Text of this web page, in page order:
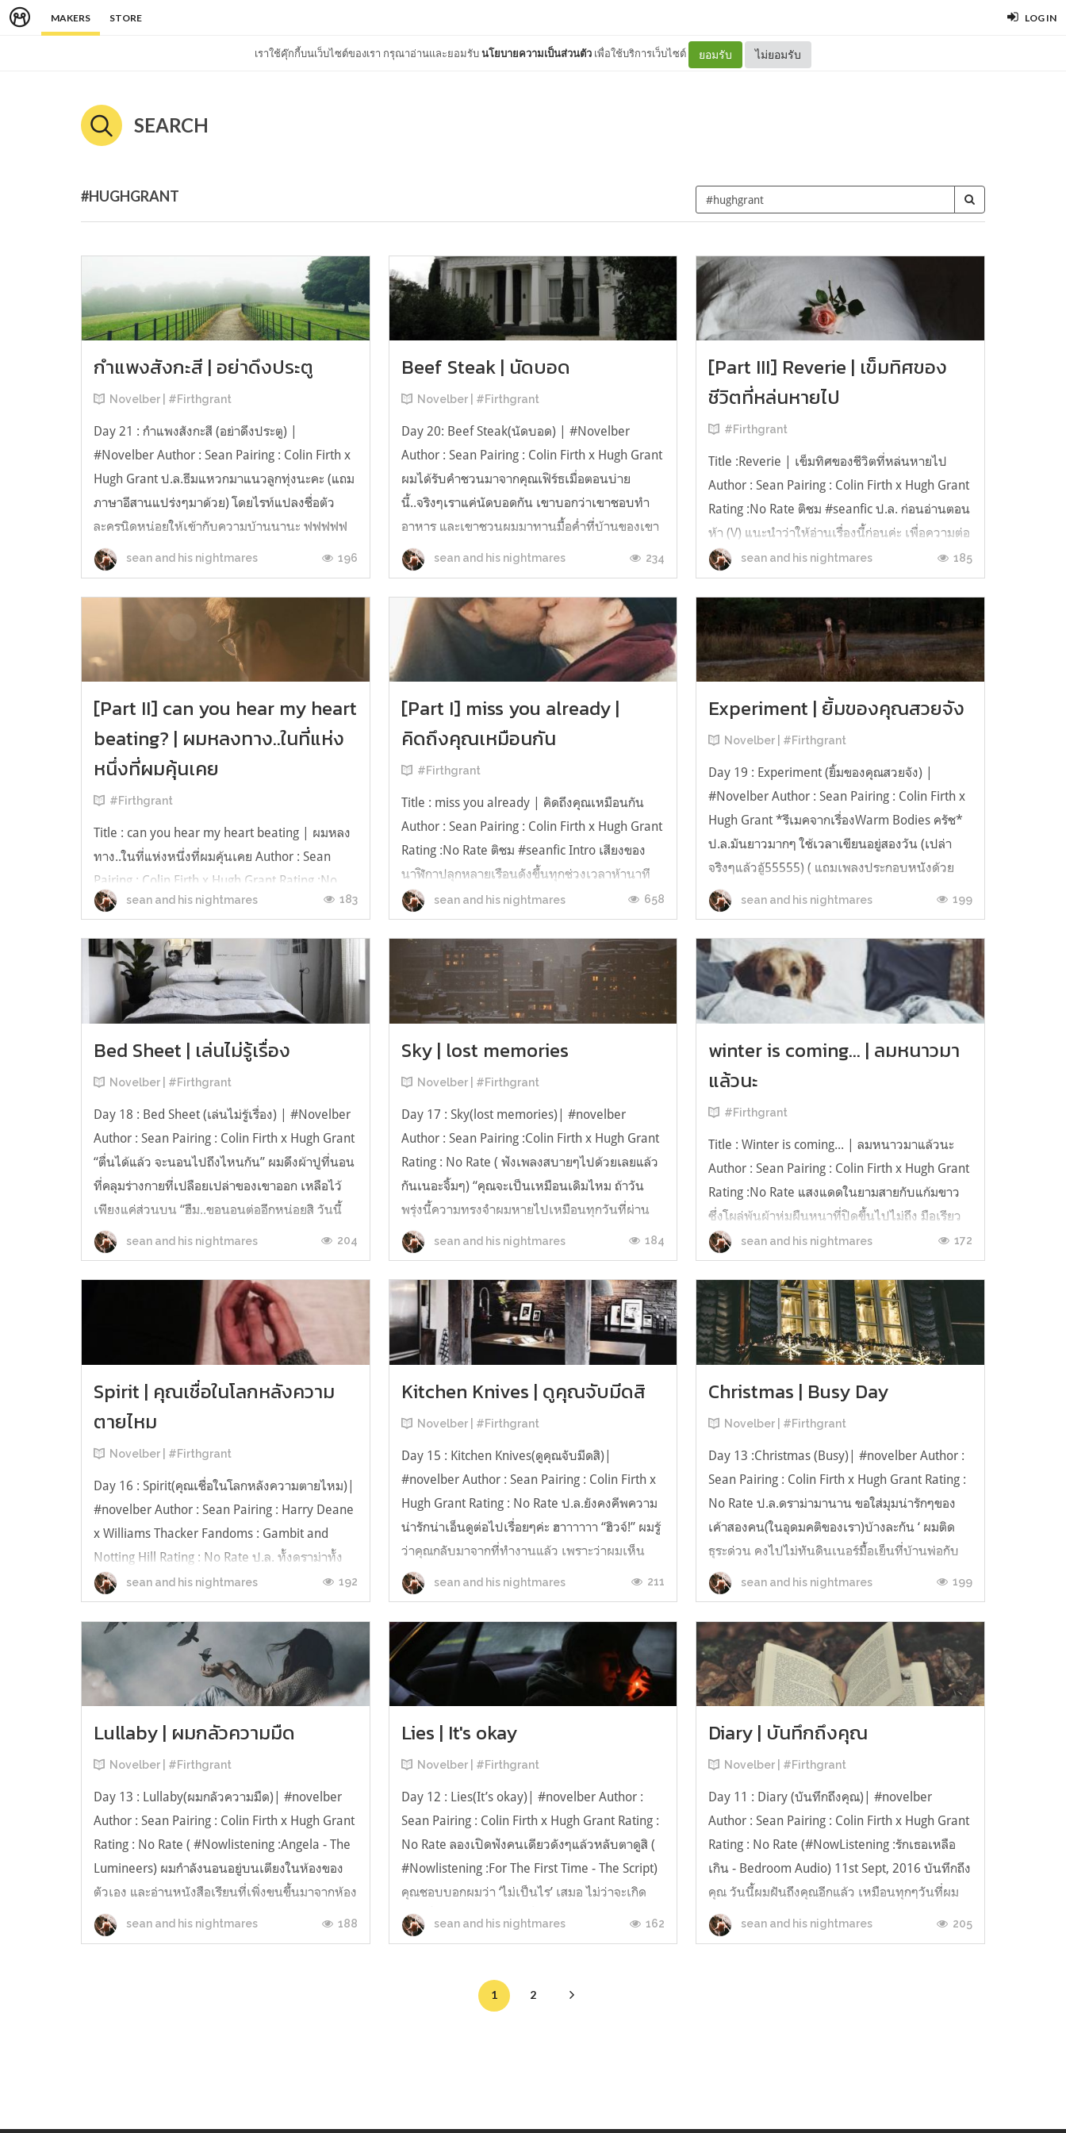
MAKERS STORE LOG IN
เราใช้คุ๊กกี้บนเว็บไซต์ของเรา กรุณาอ่านและยอมรับนโยบายความเป็นส่วนตัว เพื่อใช้บริการเว็บไซต์ ยอมรับ ไม่ยอมรับ
SEARCH
#HUGHGRANT
กำแพงสังกะสี | อย่าดึงประตู
Novelber | #Firthgrant
Day 21 : กำแพงสังกะสี (อย่าดึงประตู) |
#Novelber Author : Sean Pairing : Colin Firth x
Hugh Grant ป.ล.ธีมแหวกมาแนวลูกทุ่งนะคะ (แถม
ภาษาอีสานแปร่งๆมาด้วย) โดยไรท์แปลงชื่อตัว
ละครนิดหน่อยให้เข้ากับความบ้านนานะ ฟฟฟฟฟ
หาเพลงลูกทุ่งที่เข้ากันไม่เจอ งั้นเอาเพลงเพื่อชีวิต
ไปแทนละกัน จิ้ม~ แค่นั้น - ปู พ...
sean and his nightmares 196
Beef Steak | นัดบอด
Novelber | #Firthgrant
Day 20: Beef Steak(นัดบอด) | #Novelber
Author : Sean Pairing : Colin Firth x Hugh Grant
ผมได้รับคำชวนมาจากคุณเฟิร์ธเมื่อตอนบ่าย
นี้..จริงๆเราแค่นัดบอดกัน เขาบอกว่าเขาชอบทำ
อาหาร และเขาชวนผมมาทานมื้อค่ำที่บ้านของเขา
– ผมมองแผ่นกระดาษที่จดที่อยู่ของคุณเฟิร์ธในมือ
ของตัวเอง ผมยืนอยู่หน้ารั้วขนาดมหึ...
sean and his nightmares 234
[Part III] Reverie | เข็มทิศของ
ชีวิตที่หล่นหายไป
#Firthgrant
Title :Reverie | เข็มทิศของชีวิตที่หล่นหายไป
Author : Sean Pairing : Colin Firth x Hugh Grant
Rating :No Rate ติชม #seanfic ป.ล. ก่อนอ่านตอน
ห้า (V) แนะนำว่าให้อ่านเรื่องนี้ก่อนค่ะ เพื่อความต่อ
เนื่อง เพราะเปลี่ยนฝั่ง POV จิ้ม ๆ :Beneath the
Black sky ได้โปรด.. ได้โปรดตามหาผม ในที่แ...
sean and his nightmares 185
[Part II] can you hear my heart
beating? | ผมหลงทาง..ในที่แห่ง
หนึ่งที่ผมคุ้นเคย
#Firthgrant
Title : can you hear my heart beating | ผมหลง
ทาง..ในที่แห่งหนึ่งที่ผมคุ้นเคย Author : Sean
Pairing : Colin Firth x Hugh Grant Rating :No
Rate ติชม #seanfic II ‘ผมทำอาหารค่ำไว้แล้ว..รอ
ออฟฟิศมั้ย’ ‘ไม่เป็นไรหรอก เดี๋ยวผมเดินกลับเอง
ก็ได้...
sean and his nightmares 183
[Part I] miss you already |
คิดถึงคุณเหมือนกัน
#Firthgrant
Title : miss you already | คิดถึงคุณเหมือนกัน
Author : Sean Pairing : Colin Firth x Hugh Grant
Rating :No Rate ติชม #seanfic Intro เสียงของ
นาฬิกาปลุกหลายเรือนดังขึ้นทุกช่วงเวลาห้านาที
พร้อมๆกับเสียงก๊องแก๊งเหมือนสิ่งของที่กระทบกัน
เหมือนใช้ถูกที่แต่ผิดเวลา ใช่แล้วล่ะ .. ถูกที่แต่ผิด
เวลา ...
sean and his nightmares 658
Experiment | ยิ้มของคุณสวยจัง
Novelber | #Firthgrant
Day 19 : Experiment (ยิ้มของคุณสวยจัง) |
#Novelber Author : Sean Pairing : Colin Firth x
Hugh Grant *รีเมคจากเรื่องWarm Bodies ครัช*
ป.ล.มันยาวมากๆ ใช้เวลาเขียนอยู่สองวัน (เปล่า
จริงๆแล้วอู้55555) ( แถมเพลงประกอบหนังด้วย
เลย:Midnight City - M83) ( Colin Firth's POV )
ผมรู้ว่าตอนนี้...
sean and his nightmares 199
Bed Sheet | เล่นไม่รู้เรื่อง
Novelber | #Firthgrant
Day 18 : Bed Sheet (เล่นไม่รู้เรื่อง) | #Novelber
Author : Sean Pairing : Colin Firth x Hugh Grant
“ตื่นได้แล้ว จะนอนไปถึงไหนกัน” ผมดึงผ้าปูที่นอน
ที่คลุมร่างกายที่เปลือยเปล่าของเขาออก เหลือไว้
เพียงแค่ส่วนบน “ฮืม..ขอนอนต่ออีกหน่อยสิ วันนี้
วันหยุดหน่า...” มือบางฉุดยื้อผ้าผืนหนามากอด
แน่น ...
sean and his nightmares 204
Sky | lost memories
Novelber | #Firthgrant
Day 17 : Sky(lost memories)| #novelber
Author : Sean Pairing :Colin Firth x Hugh Grant
Rating : No Rate ( ฟังเพลงสบายๆไปด้วยเลยแล้ว
กันเนอะจิ้มๆ) “คุณจะเป็นเหมือนเดิมไหม ถ้าวัน
พรุ่งนี้ความทรงจำผมหายไปเหมือนทุกวันที่ผ่าน
มา” คุณถามผม เรานั่งด้วยกันอยู่ที่บนดาดฟ้าของ
บ้าน “คุณก็ถามผมอย่างนี...
sean and his nightmares 184
winter is coming... | ลมหนาวมา
แล้วนะ
#Firthgrant
Title : Winter is coming... | ลมหนาวมาแล้วนะ
Author : Sean Pairing : Colin Firth x Hugh Grant
Rating :No Rate แสงแดดในยามสายกับแก้มขาว
ซึ่งโผล่พ้นผ้าห่มผืนหนาที่ปิดขึ้นไปไม่ถึง มือเรียว
ขยับถกปลายผ้าห่มที่ว่าขึ้นมาหวังจะปิดแก้มของตัว
เองให้พ้นจากเศษเสี้ยวความร้อนของดวงอาทิตย์ที่
กำลังเลียแก้มของเข...
sean and his nightmares 172
Spirit | คุณเชื่อในโลกหลังความ
ตายไหม
Novelber | #Firthgrant
Day 16 : Spirit(คุณเชื่อในโลกหลังความตายไหม)|
#novelber Author : Sean Pairing : Harry Deane
x Williams Thacker Fandoms : Gambit and
Notting Hill Rating : No Rate ป.ล. ทั้งดราม่าทั้ง
คอมเมดี้ยำเละรวมกันเลยค่ะY__Y ( เผอิญว่าเปิดไป
เจอเลยหยิบมาใส่ซะเลย #Nowlistening :A Real
Hero -College & Electri...
sean and his nightmares 192
Kitchen Knives | ดูคุณจับมีดสิ
Novelber | #Firthgrant
Day 15 : Kitchen Knives(ดูคุณจับมีดสิ)|
#novelber Author : Sean Pairing : Colin Firth x
Hugh Grant Rating : No Rate ป.ล.ยังคงคีพความ
น่ารักน่าเอ็นดูต่อไปเรื่อยๆค่ะ ฮาาาาาา “ฮิวจ์!” ผมรู้
ว่าคุณกลับมาจากที่ทำงานแล้ว เพราะว่าผมเห็น
รองเท้าของคุณจอดทิ้งไว้บนชั้นวางรองเท้า ปกติ
แล้วคุณจะเลิกงานช้...
sean and his nightmares 211
Christmas | Busy Day
Novelber | #Firthgrant
Day 13 :Christmas (Busy)| #novelber Author :
Sean Pairing : Colin Firth x Hugh Grant Rating :
No Rate ป.ล.ดราม่ามานาน ขอใส่มุมน่ารักๆของ
เค้าสองคน(ในอุดมคติของเรา)บ้างละกัน ‘ ผมติด
ธุระด่วน คงไปไม่ทันดินเนอร์มื้อเย็นที่บ้านพ่อกับ
แม่ของคุณนะ– ผมฝากขอโทษพ่อกับแม่ของคุณ
ด้วย ไว้ทุกอย่างเรียบร้อ...
sean and his nightmares 199
Lullaby | ผมกลัวความมืด
Novelber | #Firthgrant
Day 13 : Lullaby(ผมกลัวความมืด)| #novelber
Author : Sean Pairing : Colin Firth x Hugh Grant
Rating : No Rate ( #Nowlistening :Angela - The
Lumineers) ผมกำลังนอนอยู่บนเตียงในห้องของ
ตัวเอง และอ่านหนังสือเรียนที่เพิ่งขนขึ้นมาจากห้อง
สมุด จริงๆแล้วผมเพิ่งวางสายจากเขาไป– ผมไม่ได้
กลับบ้านมาเกือบ...
sean and his nightmares 188
Lies | It's okay
Novelber | #Firthgrant
Day 12 : Lies(It’s okay)| #novelber Author :
Sean Pairing : Colin Firth x Hugh Grant Rating :
No Rate ลองเปิดฟังคนเดียวดังๆแล้วหลับตาดูสิ (
#Nowlistening :For The First Time - The Script)
คุณชอบบอกผมว่า ‘ไม่เป็นไร’ เสมอ ไม่ว่าจะเกิด
อะไรขึ้นก็ตาม ..จนถึงวันนี้ คุณก็ยังบอกว่าคุณไม่
เป็นอะไร...
sean and his nightmares 162
Diary | บันทึกถึงคุณ
Novelber | #Firthgrant
Day 11 : Diary (บันทึกถึงคุณ)| #novelber
Author : Sean Pairing : Colin Firth x Hugh Grant
Rating : No Rate (#NowListening :รักเธอเหลือ
เกิน - Bedroom Audio) 11st Sept, 2016 บันทึกถึง
คุณ วันนี้ผมฝันถึงคุณอีกแล้ว เหมือนทุกๆวันที่ผม
เคยฝันถึง .. ในฝันผมเห็นคุณนั่งอยู่ที่ร้านกาแฟร้า...
sean and his nightmares 205
1 2